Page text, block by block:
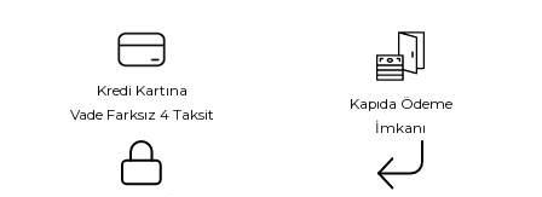
Kredi Kartına
Vade Farksız 4 Taksit
Kapıda Ödeme
İmkanı